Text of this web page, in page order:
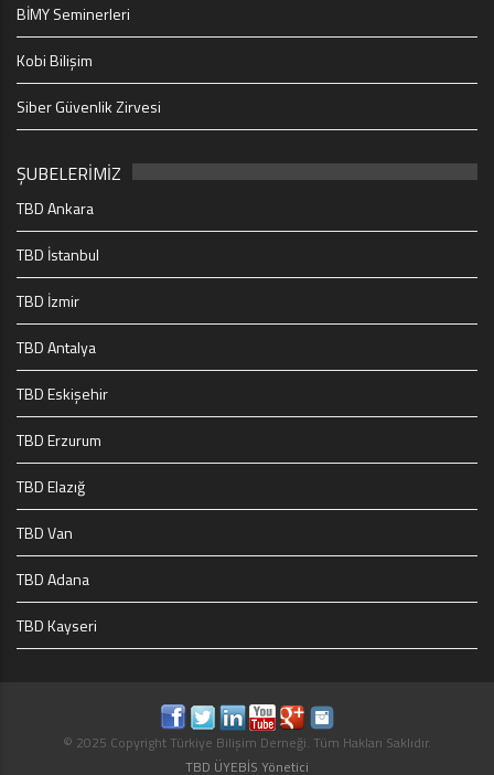
BİMY Seminerleri
Kobi Bilişim
Siber Güvenlik Zirvesi
ŞUBELERİMİZ
TBD Ankara
TBD İstanbul
TBD İzmir
TBD Antalya
TBD Eskişehir
TBD Erzurum
TBD Elazığ
TBD Van
TBD Adana
TBD Kayseri
© 2025 Copyright Türkiye Bilişim Derneği. Tüm Hakları Saklıdır.
TBD ÜYEBİS Yönetici